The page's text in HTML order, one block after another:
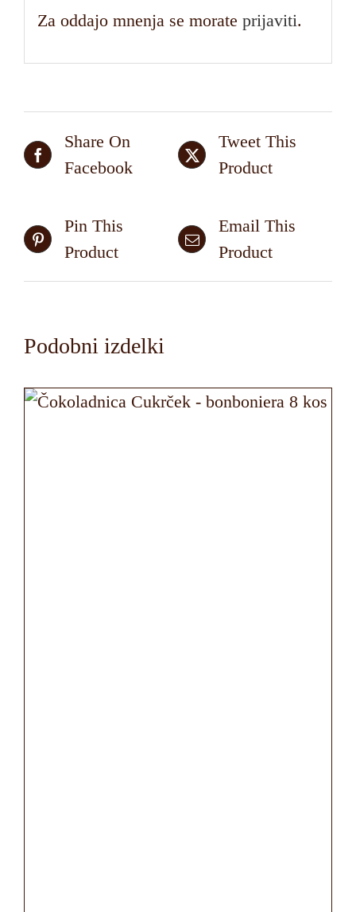
Za oddajo mnenja se morate prijaviti.
Share On
Facebook
Tweet This
Product
Pin This
Product
Email This
Product
Podobni izdelki